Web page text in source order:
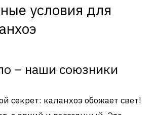
условия для
– наши союзники
секрет: каланхоэ обожает свет!